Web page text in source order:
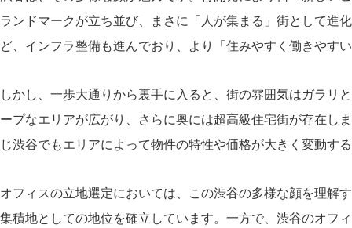
ランドマークが立ち並び、まさに「人が集まる」街として進
ど、インフラ整備も進んでおり、より「住みやすく働きやす
しかし、一歩大通りから裏手に入ると、街の雰囲気はガラ
ープなエリアが広がり、さらに奥には超高級住宅街が存在し
じ渋谷でもエリアによって物件の特性や価格が大きく変動す
オフィスの立地選定においては、この渋谷の多様な顔を理解
集積地としての地位を確立しています。一方で、渋谷のオフ